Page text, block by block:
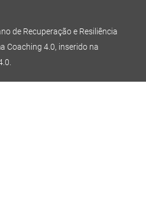
de Recuperação e Resiliência
Coaching 4.0, inserido na